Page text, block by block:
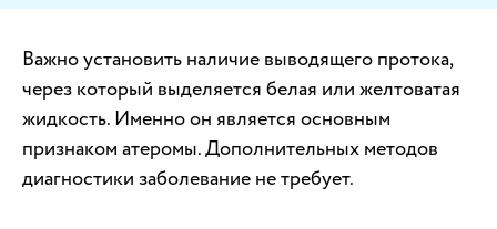
Важно установить наличие выводящего протока,
через который выделяется белая или желтоватая
жидкость. Именно он является основным
признаком атеромы. Дополнительных методов
диагностики заболевание не требует.